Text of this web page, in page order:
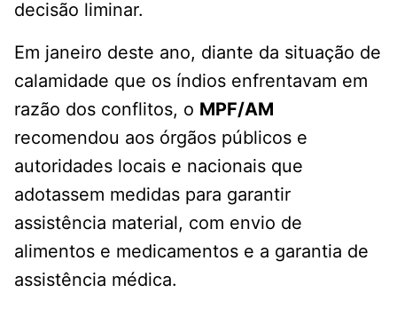
decisão liminar.
Em janeiro deste ano, diante da situação de
calamidade que os índios enfrentavam em
razão dos conflitos, o MPF/AM
recomendou aos órgãos públicos e
autoridades locais e nacionais que
adotassem medidas para garantir
assistência material, com envio de
alimentos e medicamentos e a garantia de
assistência médica.